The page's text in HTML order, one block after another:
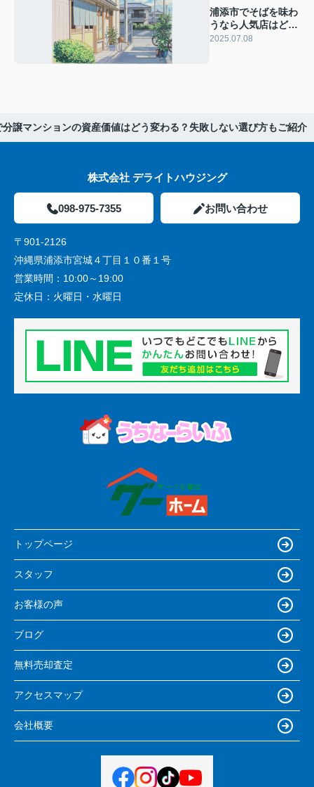
浦添市でそばを味わ
うなら人気店はど
こ？おすすめの理由
2025.07.08
分譲マンションの資産価値はどう変わる？失敗しない選び方もご紹介
株式会社 デライトハウジング
098-975-7355 お問い合わせ
〒901-2126
沖縄県浦添市宮城４丁目１０番１号
営業時間： 10:00～19:00
定休日： 火曜日・水曜日
トップページ
スタッフ
お客様の声
ブログ
無料売却査定
アクセスマップ
会社概要